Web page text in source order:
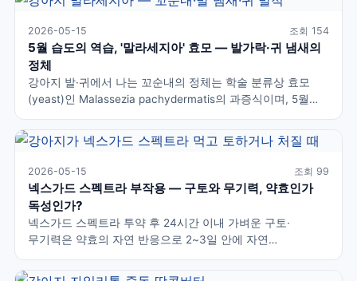
급여는 5세 이상 고양이 사망 원인 1위인 만성 신장병(CKD)
위험 인자입니다.
2026-05-15 조회 154
5월 습도의 역습, '말라세지아' 효모 — 발가락·귀 냄새의
정체
강아지 발·귀에서 나는 꼬순내의 정체는 학술 분류상 효모
(yeast)인 Malassezia pachydermatis의 과증식이며, 5월
현미경 세포검사(땅콩 모양 출아 효모 관찰)이며, 표준 치료는
2% 클로르헥시딘 + 2% 미코나졸 샴푸 주 2회로 강한 학술
근거를 보유합니다.
2026-05-15 조회 99
넥스가드 스펙트라 부작용 — 구토와 무기력, 약효인가
독성인가?
넥스가드 스펙트라 투약 후 24시간 이내 가벼운 구토·
무기력은 약효의 자연 반응으로 2~3일 안에 자연
공식 경고 신경 독성이므로 즉시 동물병원 응급실로 이송해야